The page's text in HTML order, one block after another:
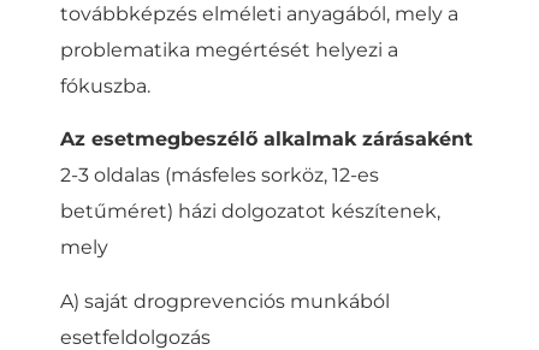
továbbképzés elméleti anyagából, mely a
problematika megértését helyezi a
fókuszba.
Az esetmegbeszélő alkalmak zárásaként
2-3 oldalas (másfeles sorköz, 12-es
betűméret) házi dolgozatot készítenek,
mely
A) saját drogprevenciós munkából
esetfeldolgozás